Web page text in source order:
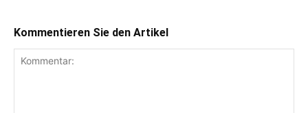
Kommentieren Sie den Artikel